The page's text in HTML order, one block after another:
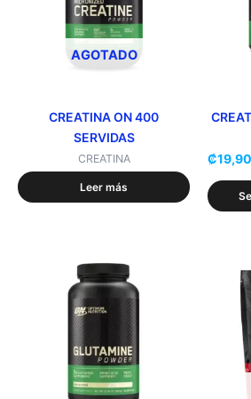
AGOTADO
CREATINA ON 400
SERVIDAS
CREATINA
Leer más
₡
Este
producto
tiene
múltiples
variantes.
Las
opciones